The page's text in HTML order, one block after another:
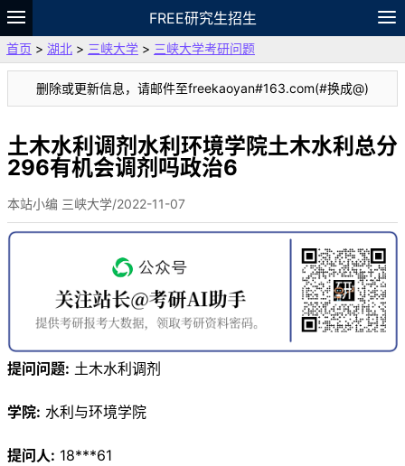
FREE研究生招生
题库
故事 专题 APP 笔记
VIP
资料
首页 > 湖北 > 三峡大学 > 三峡大学考研问题
删除或更新信息，请邮件至freekaoyan#163.com(#换成@)
土木水利调剂水利环境学院土木水利总分
296有机会调剂吗政治6
本站小编 三峡大学/2022-11-07
提问问题: 土木水利调剂
学院: 水利与环境学院
提问人: 18***61